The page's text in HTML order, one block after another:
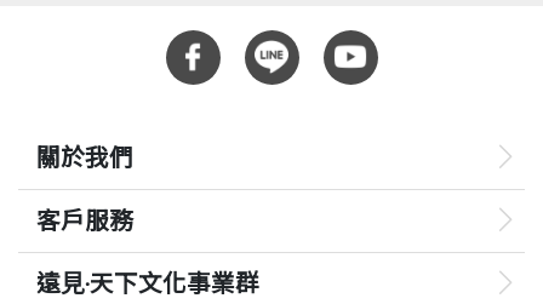
關於我們
客戶服務
遠見‧天下文化事業群